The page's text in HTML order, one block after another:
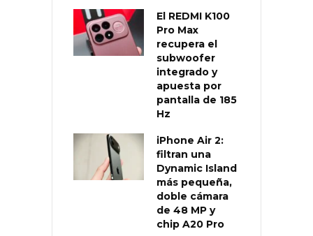
El REDMI K100
Pro Max
recupera el
subwoofer
integrado y
apuesta por
pantalla de 185
Hz
iPhone Air 2:
filtran una
Dynamic Island
más pequeña,
doble cámara
de 48 MP y
chip A20 Pro